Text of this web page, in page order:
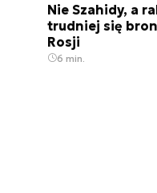
Nie Szahidy, a
trudniej się
Rosji
6 min.